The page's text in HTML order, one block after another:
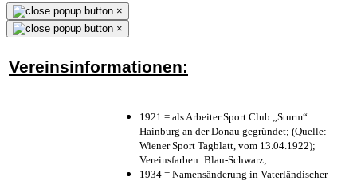
×
×
Vereinsinformationen:
1921 = als Arbeiter Sport Club „Sturm“
Hainburg an der Donau gegründet; (Quelle:
Wiener Sport Tagblatt, vom 13.04.1922);
Vereinsfarben: Blau-Schwarz;
1934 = Namensänderung in Vaterländischer